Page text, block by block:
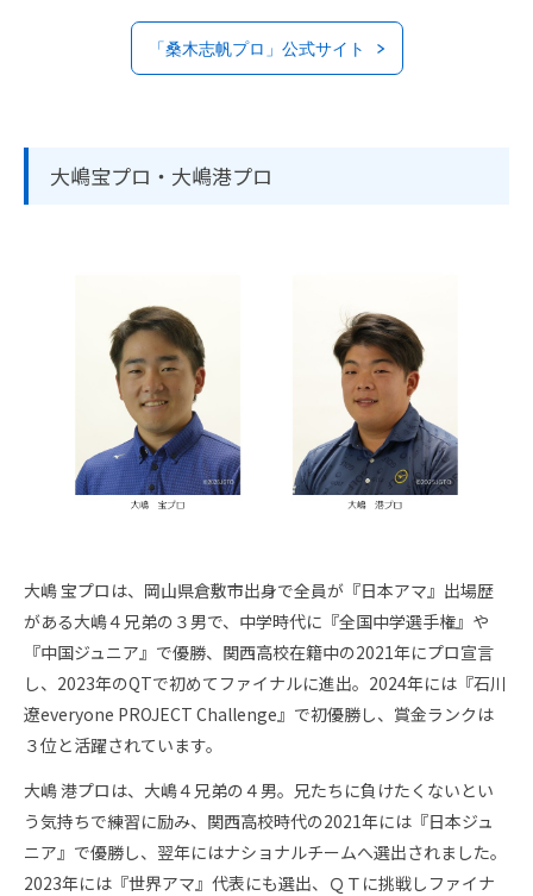
資生堂レディースオーブン 優勝
富士通レディース 3位
リゾートトラストレディス 3位
ヨネックスレディス 5位
伊藤園レディスゴルフ 9位
CAT Ladies 9位
フジサンケイレディス 9位
ニチレイレディス 10位
RKB×三井松島レディス 10位
2023年度
資生堂レディス 2位
ブリヂストンレディス 3位
CAT Ladies 3位
NEC軽井沢72ゴルフ 5位
富士通レディース 7位
リゾートトラストレディス 8位
リシャール・ミル ヨネックスレディス
マスターズGCレディース 9位
2022年度
リゾートトラストレディス 4位
富士通レディース 7位
「桑木志帆プロ」公式サイト
大嶋宝プロ・大嶋港プロ
大嶋 宝プロは、岡山県倉敷市出身で全員が『日本アマ』出場歴
がある大嶋４兄弟の３男で、中学時代に『全国中学選手権』や
『中国ジュニア』で優勝、関西高校在籍中の2021年にプロ宣言
し、2023年のQTで初めてファイナルに進出。2024年には『石川
遼everyone PROJECT Challenge』で初優勝し、賞金ランクは
３位と活躍されています。
大嶋 港プロは、大嶋４兄弟の４男。兄たちに負けたくないとい
う気持ちで練習に励み、関西高校時代の2021年には『日本ジュ
ニア』で優勝し、翌年にはナショナルチームへ選出されました。
2023年には『世界アマ』代表にも選出、ＱＴに挑戦しファイナ